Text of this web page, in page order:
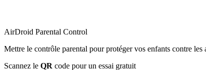
AirDroid Parental Control
Mettre le contrôle parental pour protéger vos enfants contre les
Scannez le QR code pour un essai gratuit